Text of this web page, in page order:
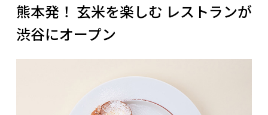
熊本発！ 玄米を楽しむ レストランが
渋谷にオープン